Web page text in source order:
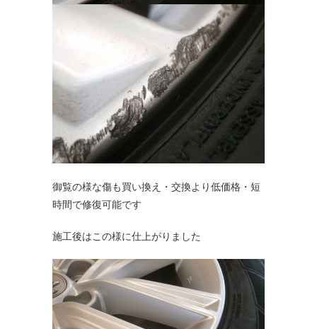
御覧の様な傷も買い換え・交換より低価格・短
時間で修復可能です
施工後はこの様に仕上がりました